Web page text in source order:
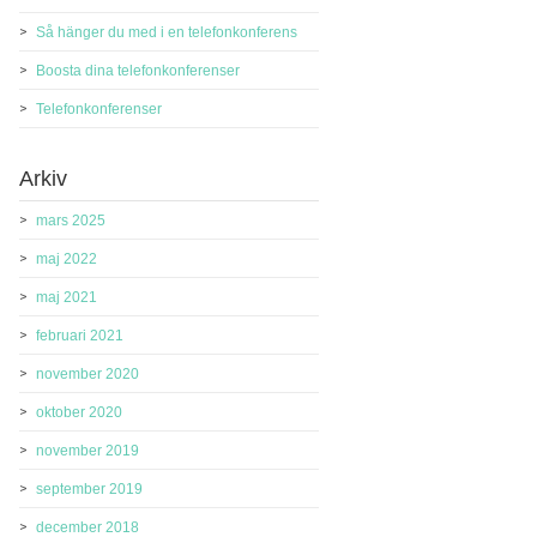
Så hänger du med i en telefonkonferens
Boosta dina telefonkonferenser
Telefonkonferenser
Arkiv
mars 2025
maj 2022
maj 2021
februari 2021
november 2020
oktober 2020
november 2019
september 2019
december 2018